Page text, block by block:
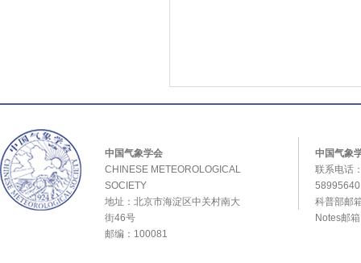
中国气象学会
CHINESE METEOROLOGICAL
SOCIETY
地址：北京市海淀区中关村南大
街46号
邮编：100081
中国气象
联系电话
科普部邮
Notes邮